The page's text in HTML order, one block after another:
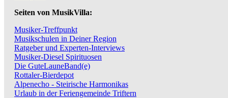
Seiten von MusikVilla:
Musiker-Treffpunkt
Musikschulen in Deiner Region
Ratgeber und Experten-Interviews
Musiker-Diesel Spirituosen
Die GuteLauneBand(e)
Rottaler-Bierdepot
Alpenecho - Steirische Harmonikas
Urlaub in der Feriengemeinde Triftern